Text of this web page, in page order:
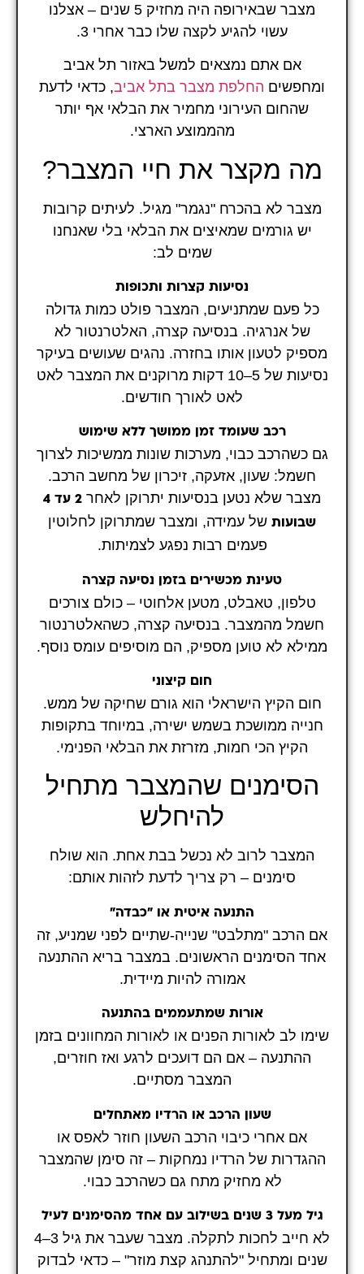
מצבר שבאירופה היה מחזיק 5 שנים – אצלנו
עשוי להגיע לקצה שלו כבר אחרי 3.
אם אתם נמצאים למשל באזור תל אביב
ומחפשים החלפת מצבר בתל אביב, כדאי לדעת
שהחום העירוני מחמיר את הבלאי אף יותר
מהממוצע הארצי.
מה מקצר את חיי המצבר?
מצבר לא בהכרח "נגמר" מגיל. לעיתים קרובות
יש גורמים שמאיצים את הבלאי בלי שאנחנו
שמים לב:
נסיעות קצרות ותכופות
כל פעם שמתניעים, המצבר פולט כמות גדולה
של אנרגיה. בנסיעה קצרה, האלטרנטור לא
מספיק לטעון אותו בחזרה. נהגים שעושים בעיקר
נסיעות של 5–10 דקות מרוקנים את המצבר לאט
לאט לאורך חודשים.
רכב שעומד זמן ממושך ללא שימוש
גם כשהרכב כבוי, מערכות שונות ממשיכות לצרוך
חשמל: שעון, אזעקה, זיכרון של מחשב הרכב.
מצבר שלא נטען בנסיעות יתרוקן לאחר
2 עד 4
שבועות של עמידה, ומצבר שמתרוקן לחלוטין
פעמים רבות נפגע לצמיתות.
טעינת מכשירים בזמן נסיעה קצרה
טלפון, טאבלט, מטען אלחוטי – כולם צורכים
חשמל מהמצבר. בנסיעה קצרה, כשהאלטרנטור
ממילא לא טוען מספיק, הם מוסיפים עומס נוסף.
חום קיצוני
חום הקיץ הישראלי הוא גורם שחיקה של ממש.
חנייה ממושכת בשמש ישירה, במיוחד בתקופות
הקיץ הכי חמות, מזרזת את הבלאי הפנימי.
הסימנים שהמצבר מתחיל
להיחלש
המצבר לרוב לא נכשל בבת אחת. הוא שולח
סימנים – רק צריך לדעת לזהות אותם:
התנעה איטית או "כבדה"
אם הרכב "מתלבט" שנייה-שתיים לפני שמניע, זה
אחד הסימנים הראשונים. במצבר בריא ההתנעה
אמורה להיות מיידית.
אורות שמתעממים בהתנעה
שימו לב לאורות הפנים או לאורות המחוונים בזמן
ההתנעה – אם הם דועכים לרגע ואז חוזרים,
המצבר מסתיים.
שעון הרכב או הרדיו מאתחלים
אם אחרי כיבוי הרכב השעון חוזר לאפס או
ההגדרות של הרדיו נמחקות – זה סימן שהמצבר
לא מחזיק מתח גם כשהרכב כבוי.
גיל מעל 3 שנים בשילוב עם אחד מהסימנים לעיל
לא חייב לחכות לתקלה. מצבר שעבר את גיל 3–4
שנים ומתחיל "להתנהג קצת מוזר" – כדאי לבדוק